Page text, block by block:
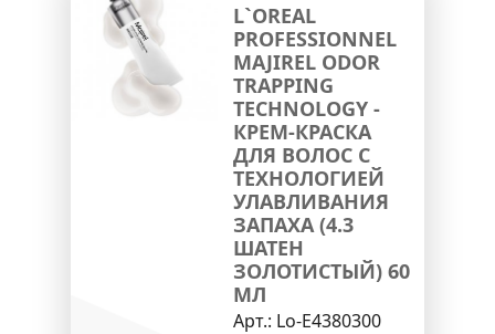
L`OREAL
PROFESSIONNEL
MAJIREL ODOR
TRAPPING
TECHNOLOGY -
КРЕМ-КРАСКА
ДЛЯ ВОЛОС С
ТЕХНОЛОГИЕЙ
УЛАВЛИВАНИЯ
ЗАПАХА (4.3
ШАТЕН
ЗОЛОТИСТЫЙ) 60
МЛ
Арт.: Lo-E4380300